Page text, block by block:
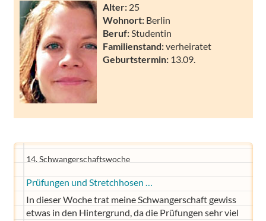
Alter: 25
Wohnort: Berlin
Beruf: Studentin
Familienstand:verheiratet
Geburtstermin: 13.09.
14. Schwangerschaftswoche
Prüfungen und Stretchhosen …
In dieser Woche trat meine Schwangerschaft gewiss
etwas in den Hintergrund, da die Prüfungen sehr viel